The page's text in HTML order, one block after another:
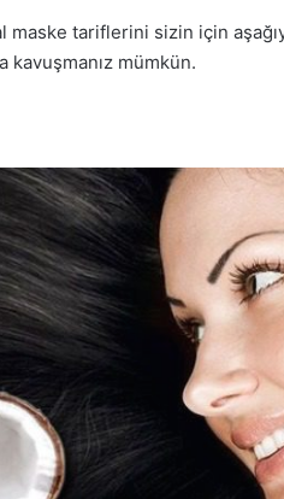
tariflerini sizin için
kavuşmanız mümkün.